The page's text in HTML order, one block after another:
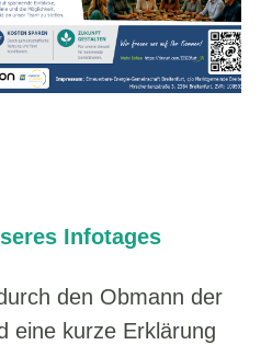
Infotages
den Obmann der
eine kurze Erklärung